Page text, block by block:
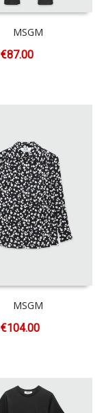
MSGM
€87.00
MSGM
€104.00